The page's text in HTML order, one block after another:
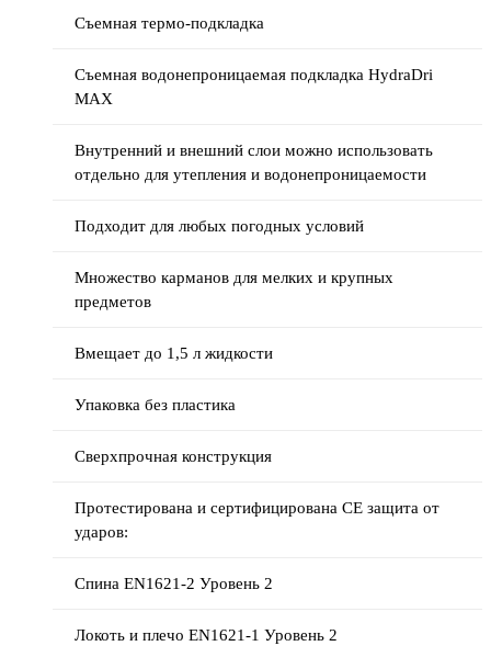
Съемная термо-подкладка
Съемная водонепроницаемая подкладка HydraDri
MAX
Внутренний и внешний слои можно использовать
отдельно для утепления и водонепроницаемости
Подходит для любых погодных условий
Множество карманов для мелких и крупных
предметов
Вмещает до 1,5 л жидкости
Упаковка без пластика
Сверхпрочная конструкция
Протестирована и сертифицирована CE защита от
ударов:
Спина EN1621-2 Уровень 2
Локоть и плечо EN1621-1 Уровень 2